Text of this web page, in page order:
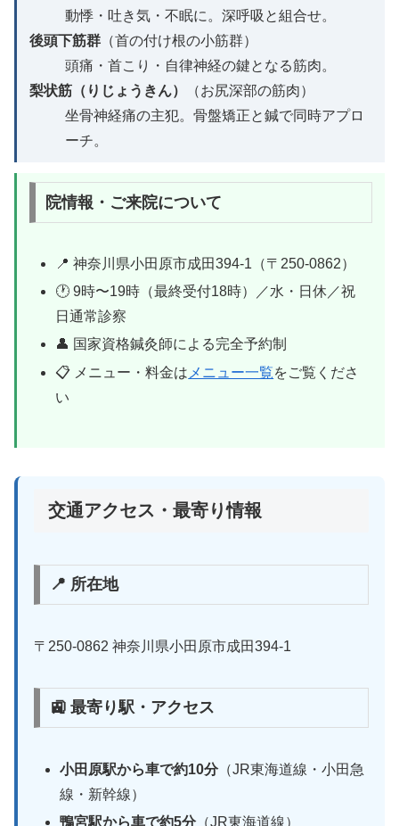
動悸・吐き気・不眠に。深呼吸と組合せ。
後頭下筋群 （首の付け根の小筋群）
頭痛・首こり・自律神経の鍵となる筋肉。
梨状筋（りじょうきん）
（お尻深部の筋肉）
坐骨神経痛の主犯。骨盤矯正と鍼で同時アプロ
ーチ。
院情報・ご来院について
📍 神奈川県小田原市成田394-1（〒250-0862）
🕐 9時〜19時（最終受付18時）／水・日休／祝
日通常診察
👤 国家資格鍼灸師による完全予約制
📋 メニュー・料金は メニュー一覧をご覧くださ
い
交通アクセス・最寄り情報
📍 所在地
〒250-0862 神奈川県小田原市成田394-1
🚉 最寄り駅・アクセス
小田原駅から車で約10分（JR東海道線・小田急
線・新幹線）
鴨宮駅から車で約5分（JR東海道線）